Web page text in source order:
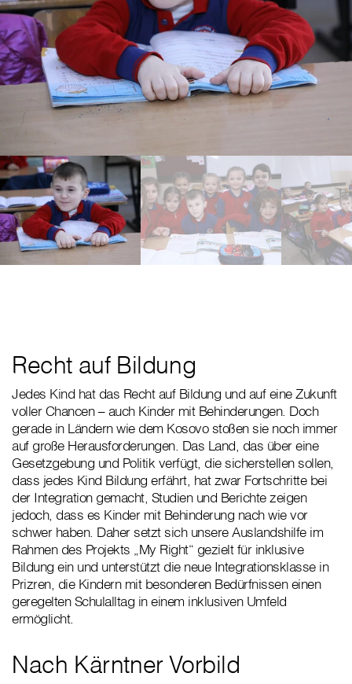
Recht auf Bildung
Jedes Kind hat das Recht auf Bildung und auf eine Zukunft
voller Chancen – auch Kinder mit Behinderungen. Doch
gerade in Ländern wie dem Kosovo stoßen sie noch immer
auf große Herausforderungen. Das Land, das über eine
Gesetzgebung und Politik verfügt, die sicherstellen sollen,
dass jedes Kind Bildung erfährt, hat zwar Fortschritte bei
der Integration gemacht, Studien und Berichte zeigen
jedoch, dass es Kinder mit Behinderung nach wie vor
schwer haben. Daher setzt sich unsere Auslandshilfe im
Rahmen des Projekts „My Right“ gezielt für inklusive
Bildung ein und unterstützt die neue Integrationsklasse in
Prizren, die Kindern mit besonderen Bedürfnissen einen
geregelten Schulalltag in einem inklusiven Umfeld
ermöglicht.
Nach Kärntner Vorbild